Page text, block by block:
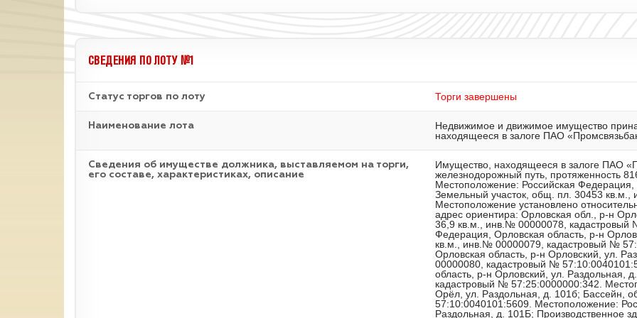
СВЕДЕНИЯ ПО ЛОТУ №1
Статус торгов по лоту Торги завершены
Наименование лота
Недвижимое и движимое имущество
находящееся в залоге ПАО
Cведения об имуществе должника, выставляемом на торги,
его составе, характеристиках, описание
Имущество, находящееся в залоге ПАО «Промсвязьбанк»: Недвижимое имущество: Подъездной железнодорожный путь, протяженность 816 м., инв.№ 00000042, кадастровый № 57:25:0000000:341. Местоположение: Российская Федерация, Орловская область, г. Орёл, ул. Раздольная, д. 101б; Земельный участок, общ. пл. 30453 кв.м., инв.№ 00000022, кадастровый № 57:10:0040101:44. Местоположение установлено относительно ориентира, расположенного в границах участка. Почтовый адрес ориентира: Орловская обл., р-н Орловский, ул. Раздольная, д. 101 "Б"; КТП-2х1600 кв, общ. пл. 36,9 кв.м., инв.№ 00000078, кадастровый № 57:10:0040101:5459. Местоположение: Российская Федерация, Орловская область, р-н Орловский, ул. Раздольная, д. 101Б; КТП-2х1250 кв, общ. пл. 57,6 кв.м., инв.№ 00000079, кадастровый № 57:10:0040101:5460. Местоположение: Российская Федерация, Орловская область, р-н Орловский, ул. Раздольная, д. 101Б; КТП-1х630 кв, общ. пл. 7 кв.м., инв.№ 00000080, кадастровый № 57:10:0040101:5461. Местоположение: Российская Федерация, Орловская область, р-н Орловский, ул. Раздольная, д. 101Б; Гараж, общ.пл. 177,9 кв.м., инв.№ 00000039, кадастровый № 57:25:0000000:342. Местоположение: Российская Федерация, Орловская область, г. Орёл, ул. Раздольная, д. 101б; Бассейн, общ.пл. 1680,8 кв.м., инв.№ 00000038, кадастровый № 57:10:0040101:5609. Местоположение: Российская Федерация, Орловская область, р-н Орловский, ул. Раздольная, д. 101Б; Производственное здание, общ.пл. 5853,5 кв.м., инв.№ 00000041, кадастровый № 57:25:0000000:343. Местоположение: Российская Федерация, Орловская область, г. Орёл, ул. Раздольная, д. 101б; Земельный участок, общ.пл. 221+/-5 кв.м., инв.№ 00000431, кадастровый № 57:10:0040101:6836. Местоположение: Российская Федерация, Орловская область, р-н Орловский, с/п Платоновское, ул. Раздольная, 101; Производственный цех ООО "Промметиз Русь", пл. 3809,1 кв.м., инв.№ 00000433, кадастровый № 57:10:0040101:7338. Местоположение: Российская Федерация, Орловская область, р-н Орловский, с/п Платоновское, ул. Раздольная, д. 101г; Градирня, пл. 117,1 кв.м., инв.№ 00000405, кадастровый № 57:10:0040101:7007. Местоположение: Российская Федерация, Орловская область, р-н Орловский, с/п Платоновское, ул. Раздольная, д. 101в. В помещениях вмонтировано оборудование, принадлежащее ООО «Орелметаллторг» и не являющееся предметом настоящих торгов. В отношении недвижимого имущества имеются ограничения: запрещение регистрации. Конкурсным управляющим предпринимаются действия по снятию ограничений. Движимое имущество: Принтер/сканер/копир/факс, инв.№00000007; Компьютер (комплект 2), инв.№00000048; Компьютер (комплект), инв.№00000036; Монтаж системы охранно-пожарной сигнал.в АБК, инв.№00000290; Компьютер LG (комплект), инв.№00000006; Копировальный аппарат КМ 1635 пусковой комплект, инв.№00000043; Ноутбук HP Compag, инв.№00000197; Сервер Prolifnt DL180R06, инв.№00000278; Компьютер HP (№2), инв.№00000196; Компьютер HP (№1), инв.№00000195; Источник бесперебойного питания UPS, инв.№00000288; Кран козловой двухкос.самомонтир.(ККС-10), инв.№00000037; Металлический пандус, инв.№00000206; Оборудование локальной сети (сервер), инв.№00000169; Компьютер "USN"Е4600, инв.№00000153; Л.Дистилятор ДЭ-25, инв.№00000228; Л.Стол -мойка одинарнаяЛАБ-РRO-МО120-PР, инв.№00000230; Л.Стол титровальный ЛАБ-РRO-CT120-PR, инв.№00000229; Л.Шкаф вытяжной ЛАБ-PRO-ШВ90/70-TR, инв.№00000231; Микроскоп инвертиров.Метам РВ-21-1, инв.№00000156; Весы KЕRN EG 4200-2NМ, инв.№00000159; Разрывная машина Н10К-Т, инв.№00000199; Рефлактометр лабораторный ИРФ-454Б2М, инв.№00000108; РН- метр Меттлер Толедо S 20К, инв.№00000158; Станок фрезерно-вертикал. Кратон MMM-02!00000237; Контейнер для технологических отходов 0,98 куб.м., инв.№00000170; Контейнер для технологич. отходов 0,98 куб.м.(4), инв.№00000173; Пожарный водопровод цеха №2, инв.№00000404; Контейнер для технологич. отходов 0,98 куб.м.(3), инв.№00000172; Контейнер для технологич. отходов 0,98 куб.м.(2), инв.№00000171; Конструкция для сбора шлама(9), инв.№00000273; Подъездной путь переезд через ж/ дорогу Цех №2, инв.№00000379; Конструкция для сбора шлама(8), инв.№00000272; Платформа уравнит.с поворотной аппарелью встроен.типа, инв.№00000381; Конструкция для сбора шлама(7), инв.№00000271; Конструкция для сбора шлама(6), инв.№00000270;